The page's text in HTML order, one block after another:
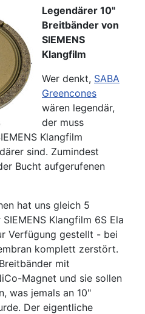
Legendärer 10"
Breitbänder von
SIEMENS
Klangfilm
Wer denkt, SABA
Greencones
wären legendär,
der muss
Klangfilm
sind. Zumindest
Bucht aufgerufenen
hat uns gleich 5
Klangfilm 6S Ela
Verfügung gestellt - bei
komplett zerstört.
mit
Magnet und sie sollen
was jemals an 10"
Der eigentliche